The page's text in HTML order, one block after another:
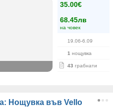
35.00€
68.45лв
на човек
19.06-6.09
1 нощувка
43 грабнати
Нощувка във Vello